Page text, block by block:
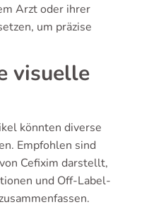
Arzt oder ihrer
um präzise
visuelle
könnten diverse
Empfohlen sind
Cefixim darstellt,
und Off-Label-